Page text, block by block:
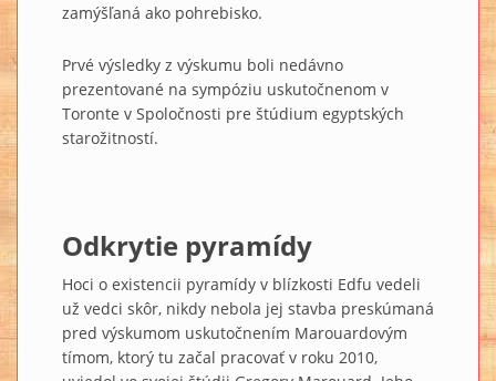
zamýšľaná ako pohrebisko.
Prvé výsledky z výskumu boli nedávno
prezentované na sympóziu uskutočnenom v
Toronte v Spoločnosti pre štúdium egyptských
starožitností.
Odkrytie pyramídy
Hoci o existencii pyramídy v blízkosti Edfu vedeli
už vedci skôr, nikdy nebola jej stavba preskúmaná
pred výskumom uskutočnením Marouardovým
tímom, ktorý tu začal pracovať v roku 2010,